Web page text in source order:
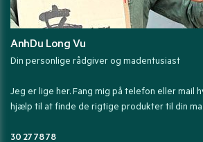
AnhDu Long Vu
Din personlige rådgiver og madentusiast
Jeg er lige her. Fang mig på telefon eller mail
hjælp til at finde de rigtige produkter til din
30 27 78 78